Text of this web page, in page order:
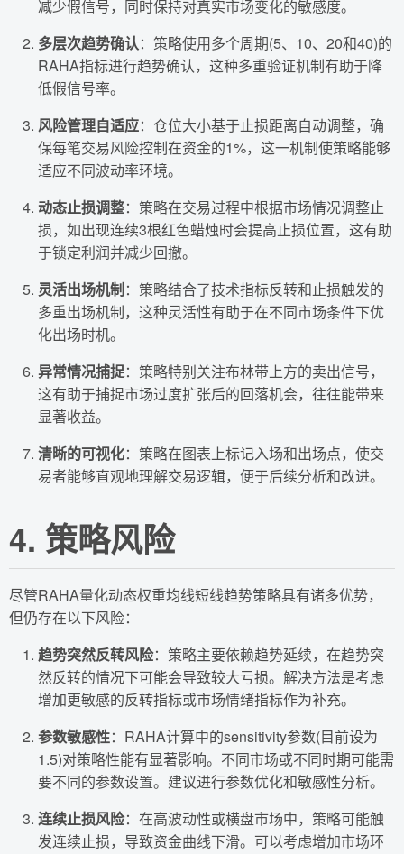
减少假信号，同时保持对真实市场变化的敏感度。
多层次趋势确认：策略使用多个周期(5、10、20和40)的
RAHA指标进行趋势确认，这种多重验证机制有助于降
低假信号率。
风险管理自适应：仓位大小基于止损距离自动调整，确
保每笔交易风险控制在资金的1%，这一机制使策略能够
适应不同波动率环境。
动态止损调整：策略在交易过程中根据市场情况调整止
损，如出现连续3根红色蜡烛时会提高止损位置，这有助
于锁定利润并减少回撤。
灵活出场机制：策略结合了技术指标反转和止损触发的
多重出场机制，这种灵活性有助于在不同市场条件下优
化出场时机。
异常情况捕捉：策略特别关注布林带上方的卖出信号，
这有助于捕捉市场过度扩张后的回落机会，往往能带来
显著收益。
清晰的可视化：策略在图表上标记入场和出场点，使交
易者能够直观地理解交易逻辑，便于后续分析和改进。
4. 策略风险
尽管RAHA量化动态权重均线短线趋势策略具有诸多优势，
但仍存在以下风险：
趋势突然反转风险：策略主要依赖趋势延续，在趋势突
然反转的情况下可能会导致较大亏损。解决方法是考虑
增加更敏感的反转指标或市场情绪指标作为补充。
参数敏感性：RAHA计算中的sensitivity参数(目前设为
1.5)对策略性能有显著影响。不同市场或不同时期可能需
要不同的参数设置。建议进行参数优化和敏感性分析。
连续止损风险：在高波动性或横盘市场中，策略可能触
发连续止损，导致资金曲线下滑。可以考虑增加市场环